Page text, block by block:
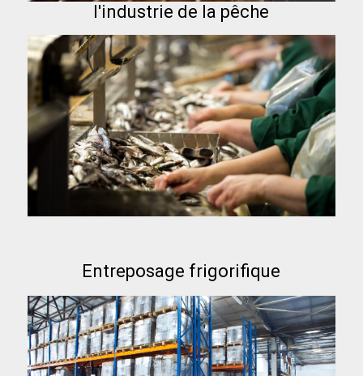
l'industrie de la pêche
Entreposage frigorifique